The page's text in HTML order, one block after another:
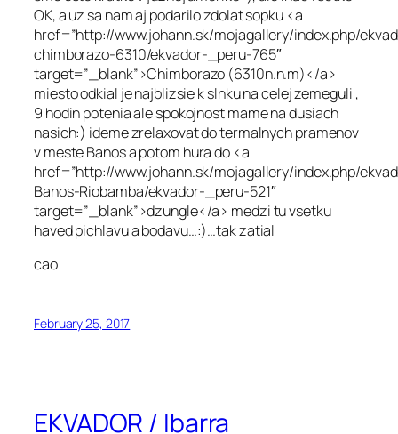
OK, a uz sa nam aj podarilo zdolat sopku <a
href=”http://www.johann.sk/mojagallery/index.php/
chimborazo-6310/ekvador-_peru-765″
target=”_blank”>Chimborazo (6310n.n.m)</a>
miesto odkial je najblizsie k slnku na celej zemeguli ,
9 hodin potenia ale spokojnost mame na dusiach
nasich:) ideme zrelaxovat do termalnych pramenov
v meste Banos a potom hura do <a
href=”http://www.johann.sk/mojagallery/index.php/
Banos-Riobamba/ekvador-_peru-521″
target=”_blank”>dzungle</a> medzi tu vsetku
haved pichlavu a bodavu…:)…tak zatial
cao
February 25, 2017
EKVADOR / Ibarra